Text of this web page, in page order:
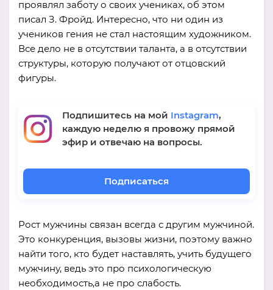
проявлял заботу о своих учениках, об этом
писал З. Фройд. Интересно, что ни один из
учеников гения не стал настоящим художником.
Все дело не в отсутствии таланта, а в отсутствии
структуры, которую получают от отцовский
фигуры.
Подпишитесь на мой Instagram,
каждую неделю я провожу прямой
эфир и отвечаю на вопросы.
Подписаться
Рост мужчины связан всегда с другим мужчиной.
Это конкуренция, вызовы жизни, поэтому важно
найти того, кто будет наставлять, учить будущего
мужчину, ведь это про психологическую
необходимость,а не про слабость.